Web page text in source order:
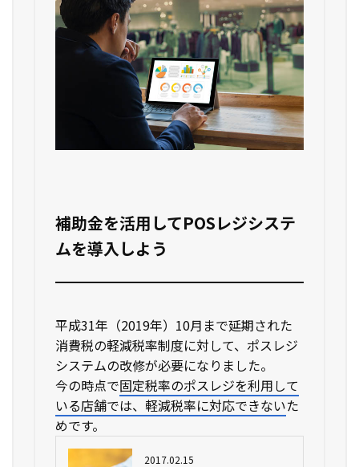
補助金を活用してPOSレジシステ
ムを導入しよう
平成31年（2019年）10月まで延期された
消費税の軽減税率制度に対して、ポスレジ
システムの改修が必要になりました。
今の時点で固定税率のポスレジを利用して
いる店舗では、軽減税率に対応できないた
めです。
2017.02.15